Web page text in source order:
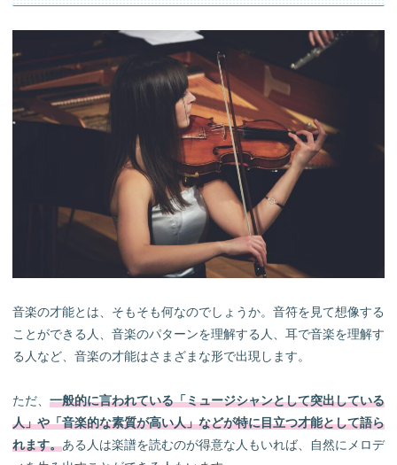
才能を伸ばす練習法
遺伝以外の音楽の才能の要素
環境と音楽の才能
努力と音楽の才能
情熱の影響
遺伝と才能の間のバランス
遺伝と努力の比較
遺伝と環境の影響度
自分の音楽の才能を理解する
遺伝と音楽能力とは？
よくある質問と答え
専門家の見解
これからの音楽遺伝子研究
進行中の研究
未来の展望
音楽の才能とは、そもそも何なのでしょうか。音符を見て想像する
ことができる人、音楽のパターンを理解する人、耳で音楽を理解す
る人など、音楽の才能はさまざまな形で出現します。
ただ、 一般的に言われている「ミュージシャンとして突出している
人」や「音楽的な素質が高い人」などが特に目立つ才能として語ら
れます。ある人は楽譜を読むのが得意な人もいれば、自然にメロデ